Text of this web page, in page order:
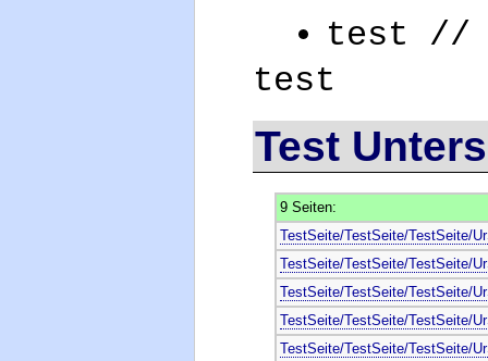
test //
test
Test
9 Seiten:
TestSeite/TestSeite/TestSeite/
TestSeite/TestSeite/TestSeite/
TestSeite/TestSeite/TestSeite/
TestSeite/TestSeite/TestSeite/
TestSeite/TestSeite/TestSeite/